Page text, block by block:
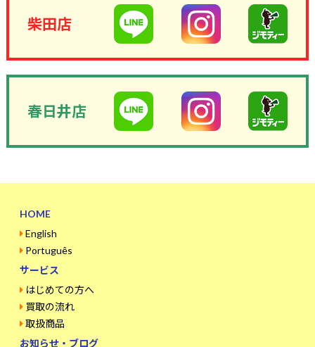
柴田店
春日井店
HOME
English
Português
サービス
はじめての方へ
買取の流れ
取扱商品
お知らせ・ブログ